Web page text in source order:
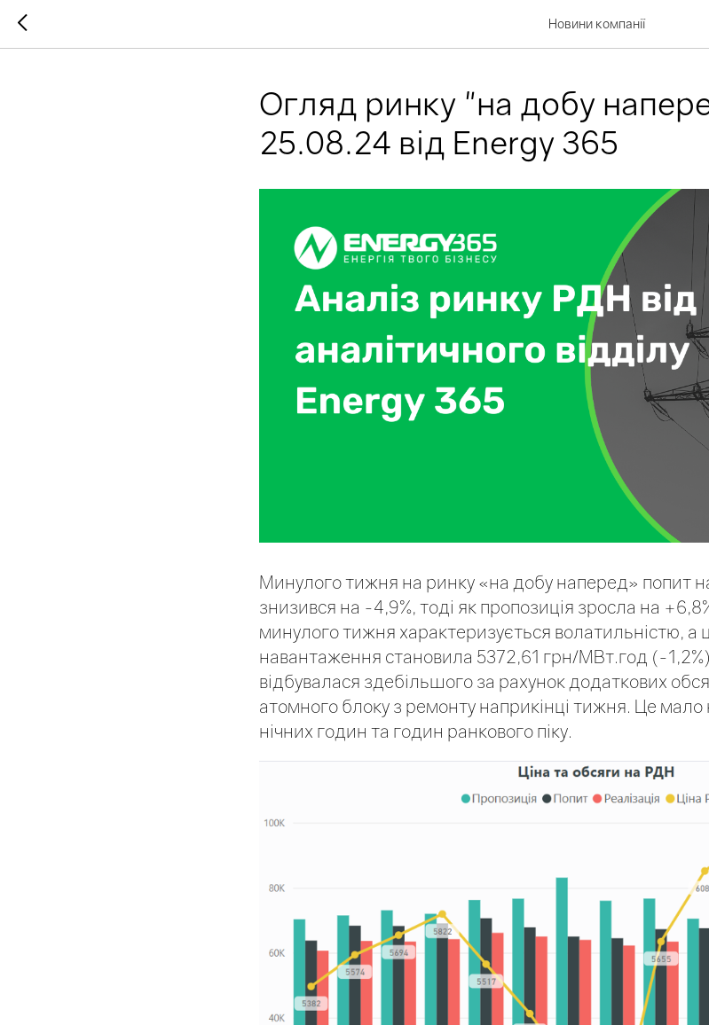
Новини компанії
Огляд ринку "на добу
25.08.24 від Energy 365
Минулого тижня на ринку «на добу наперед» попит
знизився на -4,9%, тоді як пропозиція зросла на
минулого тижня характеризується волатильністю, а
навантаження становила 5372,61 грн/МВт.год (-
відбувалася здебільшого за рахунок додаткових
атомного блоку з ремонту наприкінці тижня. Це
нічних годин та годин ранкового піку.